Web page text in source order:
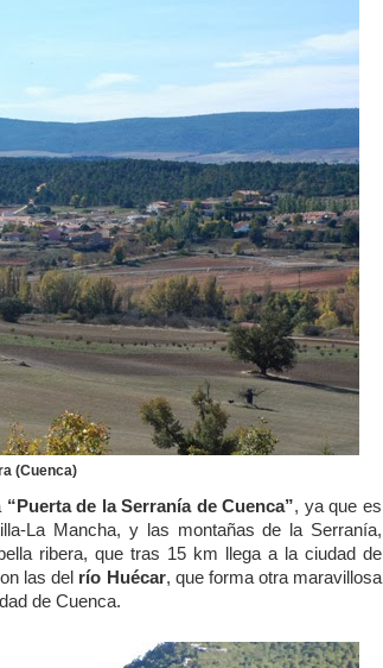
(Cuenca)
“Puerta de la Serranía de Cuenca”, ya que es
La Mancha, y las montañas de la Serranía,
ribera, que tras 15 km llega a la ciudad de
las del río Huécar, que forma otra maravillosa
de Cuenca.